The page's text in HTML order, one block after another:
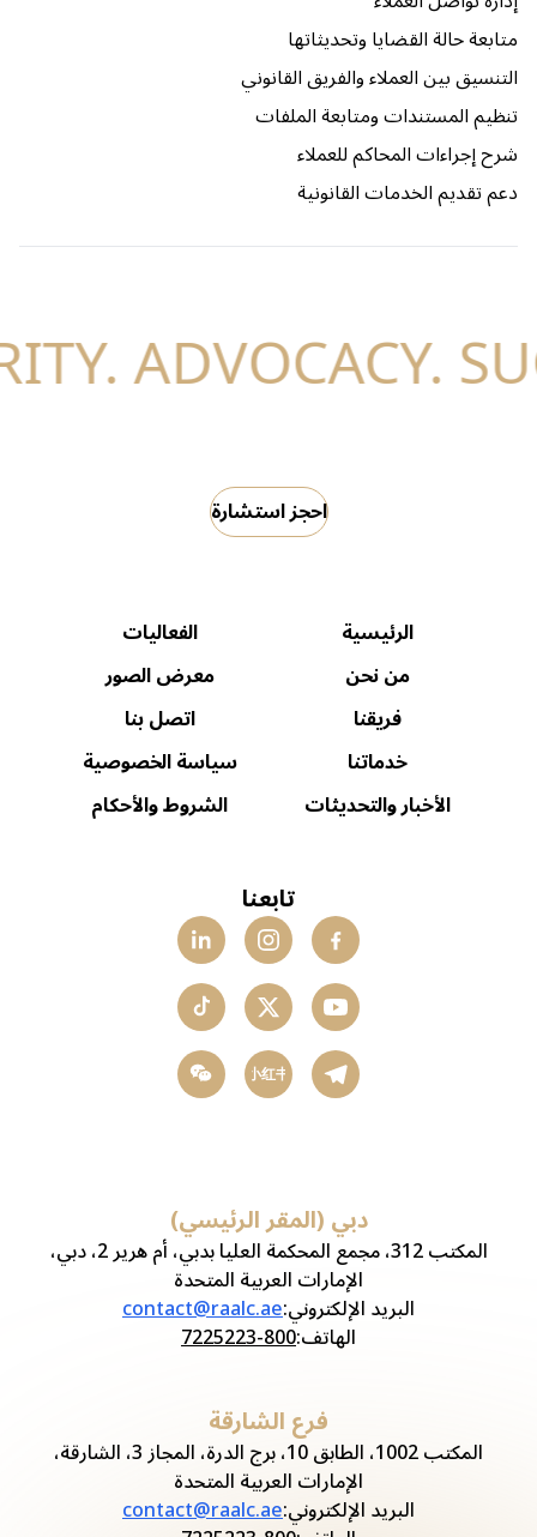
متابعة حالة القضايا وتحديثاتها
التنسيق بين العملاء والفريق القانوني
تنظيم المستندات ومتابعة الملفات
شرح إجراءات المحاكم للعملاء
دعم تقديم الخدمات القانونية
احجز استشارة
الرئيسية
من نحن
فريقنا
خدماتنا
الأخبار والتحديثات
الفعاليات
معرض الصور
اتصل بنا
سياسة الخصوصية
الشروط والأحكام
تابعنا
小红书
دبي (المقر الرئيسي)
المكتب 312، مجمع المحكمة العليا بدبي، أم هرير 2، دبي،
الإمارات العربية المتحدة
البريد الإلكتروني:
contact@raalc.ae
الهاتف:
800-7225223
فرع الشارقة
المكتب 1002، الطابق 10، برج الدرة، المجاز 3، الشارقة،
الإمارات العربية المتحدة
البريد الإلكتروني:
contact@raalc.ae